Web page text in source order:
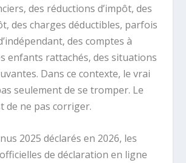
des réductions d’impôt, des
des charges déductibles, parfois
des comptes à
enfants rattachés, des situations
Dans ce contexte, le vrai
seulement de se tromper. Le
de ne pas corriger.
2025 déclarés en 2026, les
de déclaration en ligne